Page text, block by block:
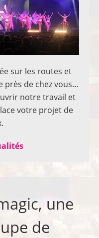
sur les routes et
près de chez vous…
notre travail et
votre projet de
une
de